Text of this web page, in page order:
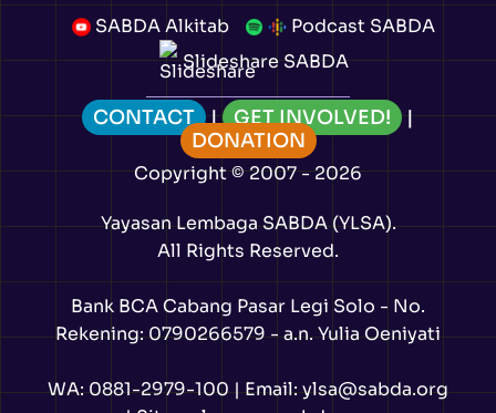
SABDA Alkitab
Podcast SABDA
Slideshare SABDA
CONTACT | GET INVOLVED! |
DONATION
Copyright© 2007 -2026
Yayasan Lembaga SABDA (YLSA).
All Rights Reserved.
Bank BCA Cabang Pasar Legi Solo - No.
Rekening: 0790266579 - a.n. Yulia Oeniyati
WA:0881-2979-100| Email:ylsa@sabda.org